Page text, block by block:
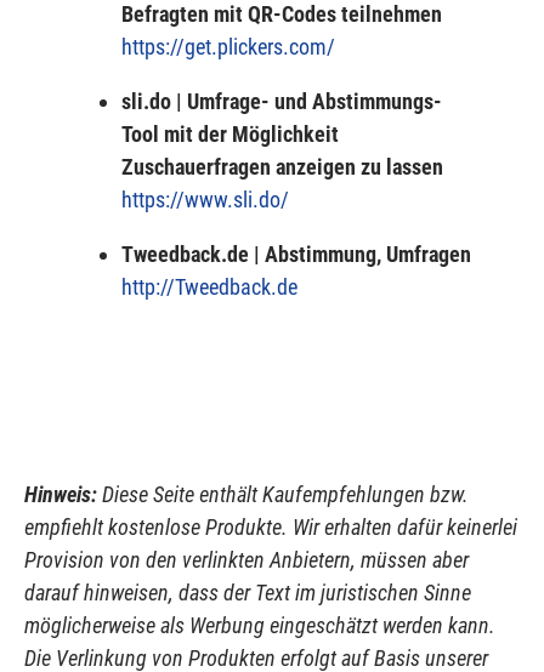
Befragten mit QR-Codes teilnehmen
https://get.plickers.com/
sli.do | Umfrage- und Abstimmungs-
Tool mit der Möglichkeit
Zuschauerfragen anzeigen zu lassen
https://www.sli.do/
Tweedback.de | Abstimmung, Umfragen
http://Tweedback.de
Hinweis:Diese Seite enthält Kaufempfehlungen bzw.
empfiehlt kostenlose Produkte. Wir erhalten dafür keinerlei
Provision von den verlinkten Anbietern, müssen aber
darauf hinweisen, dass der Text im juristischen Sinne
möglicherweise als Werbung eingeschätzt werden kann.
Die Verlinkung von Produkten erfolgt auf Basis unserer